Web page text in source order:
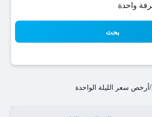
بحث
/أرخص سعر الليلة الواحدة